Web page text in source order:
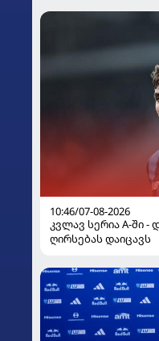
10:46/07-08-2026
კვლავ სერია A-ში
ღირსებას დაიცავს